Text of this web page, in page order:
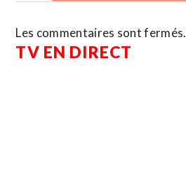
Les commentaires sont fermés.
TV EN DIRECT